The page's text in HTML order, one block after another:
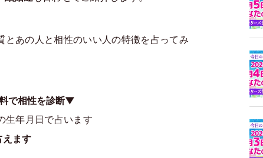
とあの人と相性のいい人の特徴を占ってみ
で相性を診断▼
生年月日で占います
えます